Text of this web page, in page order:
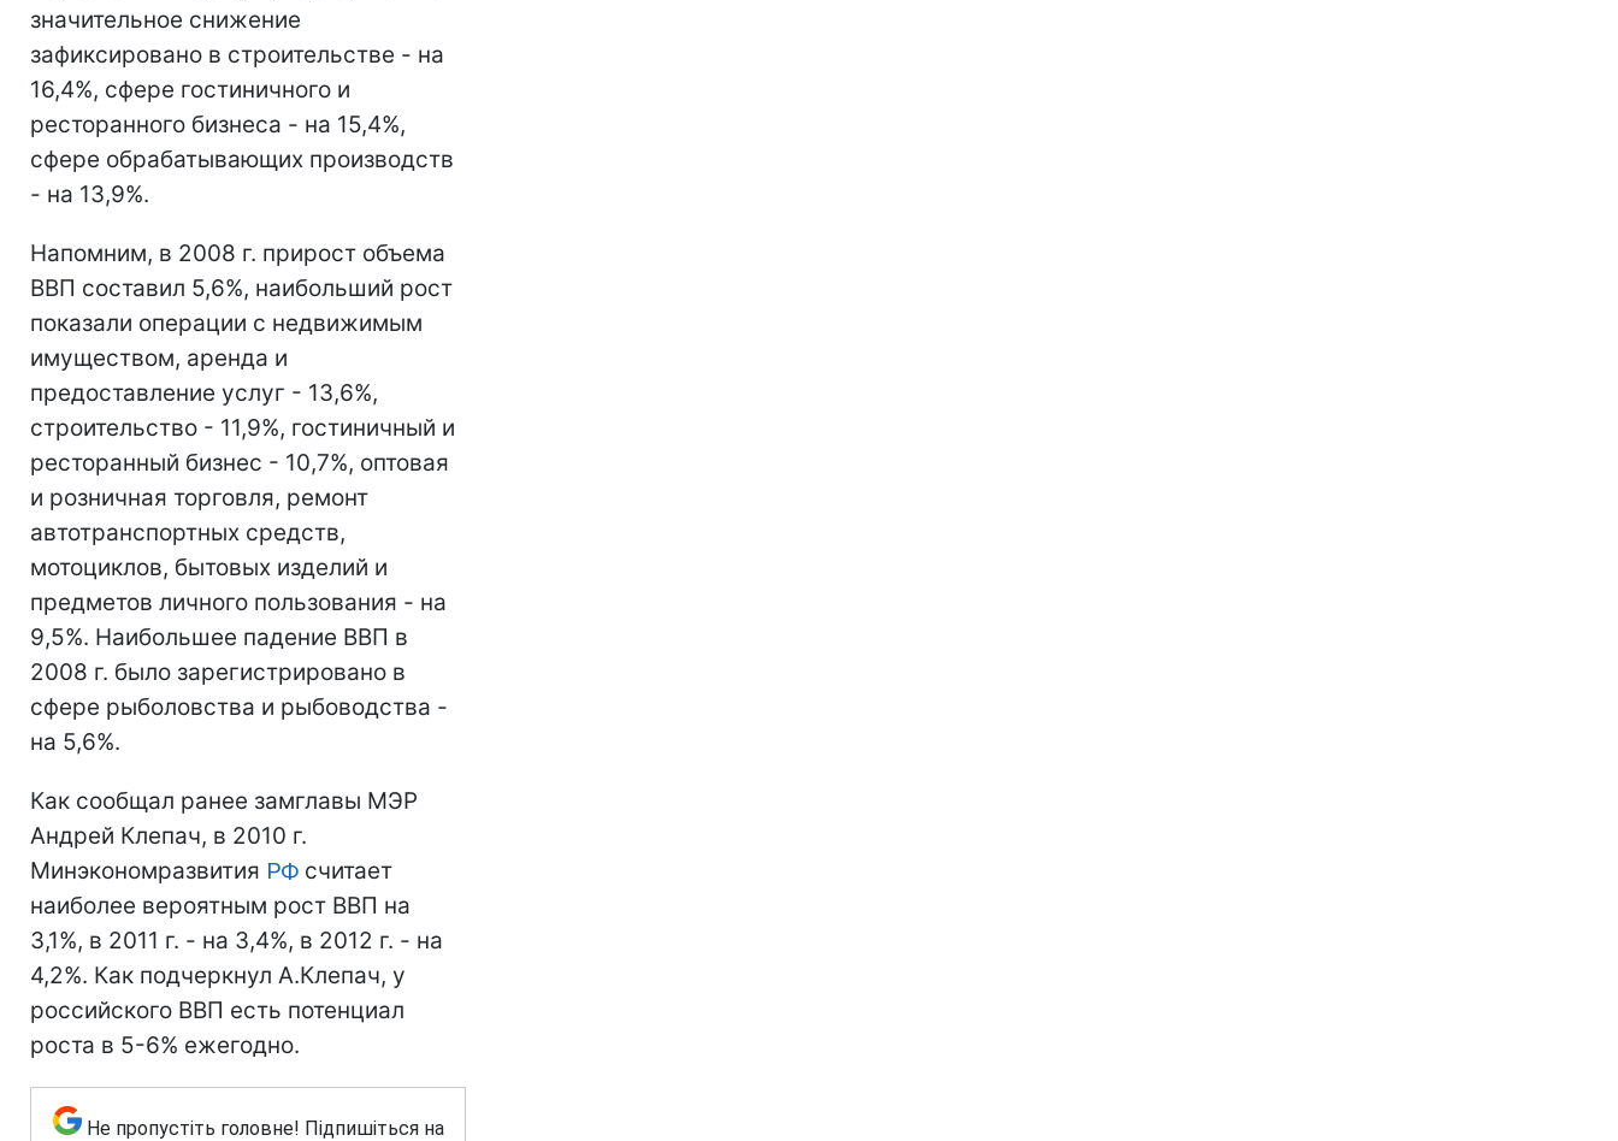
значительное снижение
зафиксировано в строительстве - на
16,4%, сфере гостиничного и
ресторанного бизнеса - на 15,4%,
сфере обрабатывающих производств
- на 13,9%.
Напомним, в 2008 г. прирост объема
ВВП составил 5,6%, наибольший рост
показали операции с недвижимым
имуществом, аренда и
предоставление услуг - 13,6%,
строительство - 11,9%, гостиничный и
ресторанный бизнес - 10,7%, оптовая
и розничная торговля, ремонт
автотранспортных средств,
мотоциклов, бытовых изделий и
предметов личного пользования - на
9,5%. Наибольшее падение ВВП в
2008 г. было зарегистрировано в
сфере рыболовства и рыбоводства -
на 5,6%.
Как сообщал ранее замглавы МЭР
Андрей Клепач, в 2010 г.
Минэкономразвития РФ считает
наиболее вероятным рост ВВП на
3,1%, в 2011 г. - на 3,4%, в 2012 г. - на
4,2%. Как подчеркнул А.Клепач, у
российского ВВП есть потенциал
роста в 5-6% ежегодно.
Не пропустіть головне! Підпишіться на